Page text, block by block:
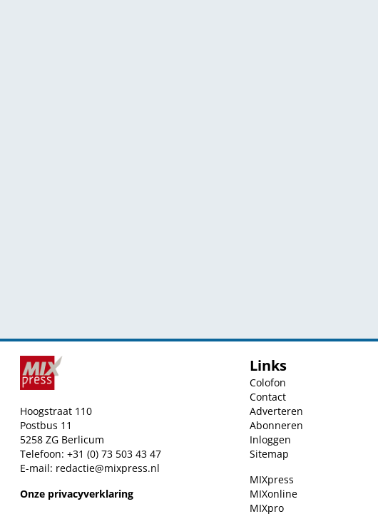
Hoogstraat 110
Postbus 11
5258 ZG Berlicum
Telefoon: +31 (0) 73 503 43 47
E-mail: redactie@mixpress.nl
Onze privacyverklaring
Links
Colofon
Contact
Adverteren
Abonneren
Inloggen
Sitemap
MIXpress
MIXonline
MIXpro